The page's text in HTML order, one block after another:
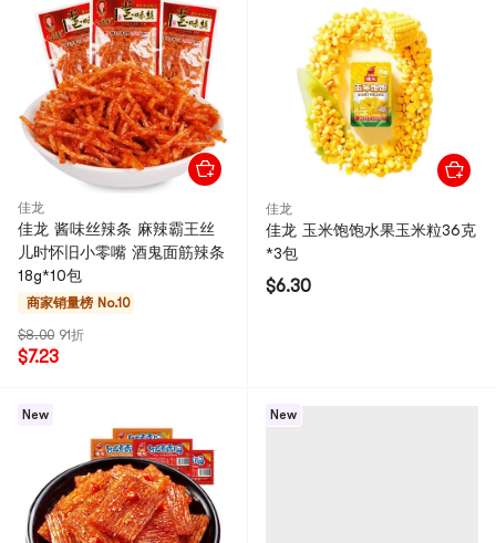
佳龙
佳龙 酱味丝辣条 麻辣霸王丝
儿时怀旧小零嘴 酒鬼面筋辣条
18g*10包
商家销量榜 No.10
$8.00 91折
$7.23
佳龙
佳龙 玉米饱饱水果玉米粒36克
*3包
$6.30
New New